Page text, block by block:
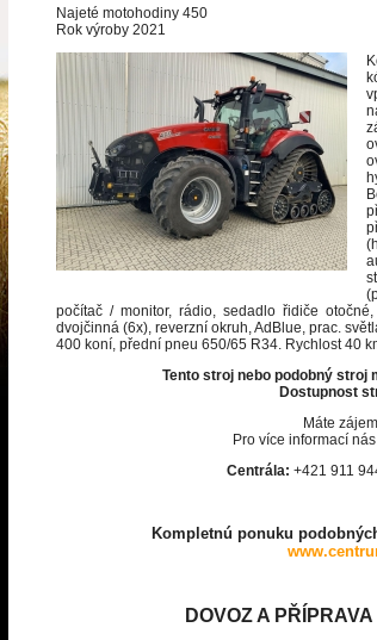
Najeté motohodiny 450
Rok výroby 2021
počítač / monitor, rádio, sedadlo řidiče
dvojčinná (6x), reverzní okruh, AdBlue, prac.
400 koní, přední pneu 650/65 R34. Rychlost 40
Tento stroj nebo podobný stroj
Dostupnost
Máte
Pro více informací
Centrála: +421 911
Kompletnú ponuku
DOVOZ A